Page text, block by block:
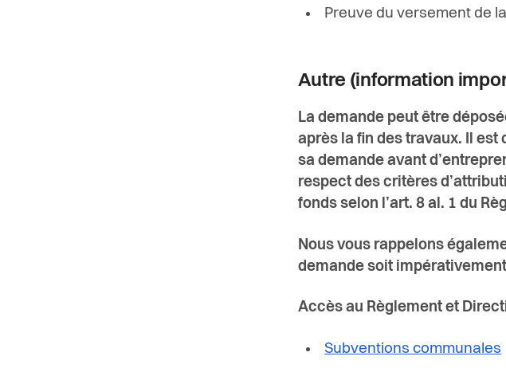
Preuve du versement de
Autre (information
La demande peut être
après la fin des travaux. Il
sa demande avant
respect des critères
fonds selon l’art. 8 al. 1 du
Nous vous rappelons
demande soit
Accès au Règlement et
Subventions communales